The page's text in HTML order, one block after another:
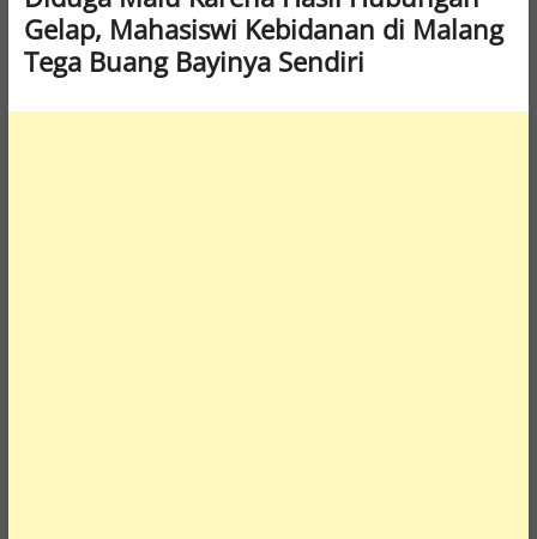
Gelap, Mahasiswi Kebidanan di Malang
Tega Buang Bayinya Sendiri